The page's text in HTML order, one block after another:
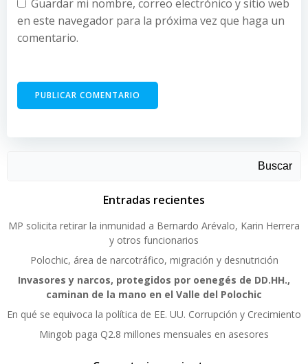
Guardar mi nombre, correo electrónico y sitio web
en este navegador para la próxima vez que haga un
comentario.
Buscar
Entradas recientes
MP solicita retirar la inmunidad a Bernardo Arévalo, Karin Herrera
y otros funcionarios
Polochic, área de narcotráfico, migración y desnutrición
Invasores y narcos, protegidos por oenegés de DD.HH.,
caminan de la mano en el Valle del Polochic
En qué se equivoca la política de EE. UU. Corrupción y Crecimiento
Mingob paga Q2.8 millones mensuales en asesores